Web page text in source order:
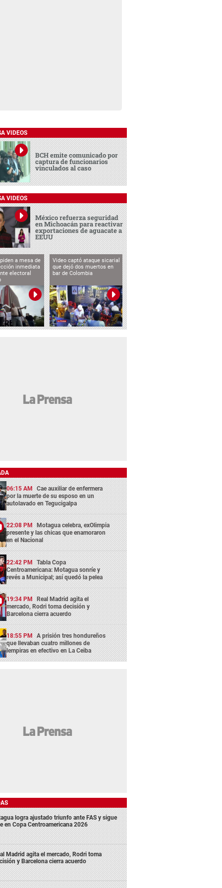
VIDEOS
BCH emite comunicado por
captura de funcionarios
vinculados al caso
VIDEOS
México refuerza seguridad
en Michoacán para reactivar
exportaciones de aguacate a
EEUU
a mesa de
inmediata
electoral
Video captó ataque sicarial
que dejó dos muertos en
bar de Colombia
06:15 AM Cae auxiliar de enfermera
por la muerte de su esposo en un
autolavado en Tegucigalpa
22:08 PM Motagua celebra, exOlimpia
presente y las chicas que enamoraron
en el Nacional
22:42 PM Tabla Copa
Centroamericana: Motagua sonríe y
revés a Municipal; así quedó la pelea
19:34 PM Real Madrid agita el
mercado, Rodri toma decisión y
Barcelona cierra acuerdo
18:55 PM A prisión tres hondureños
que llevaban cuatro millones de
lempiras en efectivo en La Ceiba
logra ajustado triunfo ante FAS y sigue
en Copa Centroamericana 2026
Madrid agita el mercado, Rodri toma
y Barcelona cierra acuerdo